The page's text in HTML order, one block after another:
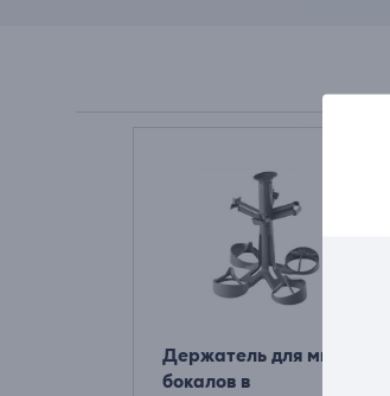
Держатель для мытья
бокалов в